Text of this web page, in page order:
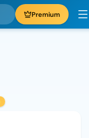
Premium